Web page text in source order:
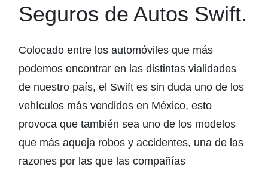
Seguros de Autos Swift.
Colocado entre los automóviles que más
podemos encontrar en las distintas vialidades
de nuestro país, el Swift es sin duda uno de los
vehículos más vendidos en México, esto
provoca que también sea uno de los modelos
que más aqueja robos y accidentes, una de las
razones por las que las compañías